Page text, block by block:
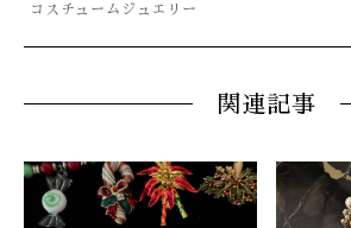
コスチュームジュエリー
関連記事